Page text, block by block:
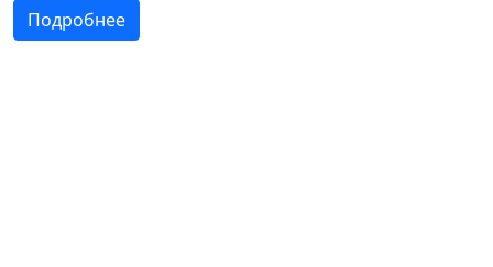
Подробнее